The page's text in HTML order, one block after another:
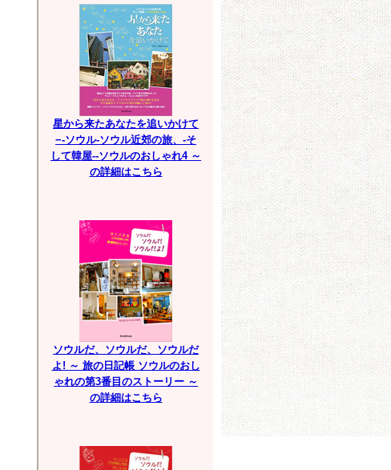
星から来たあなたを追いかけて
−-ソウル-ソウル近郊の旅、-そ
して韓屋--ソウルのおしゃれ4 ～
の詳細はこちら
ソウルだ、ソウルだ、ソウルだ
よ! ～ 旅の日記帳 ソウルのおし
ゃれの第3番目のストーリー ～
の詳細はこちら